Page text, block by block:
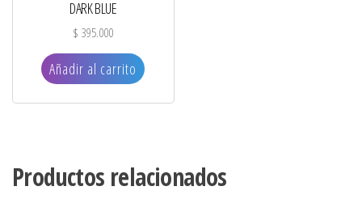
DARK BLUE
$ 395.000
Añadir al carrito
Productos relacionados